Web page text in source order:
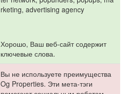
rketing, advertising agency
Хорошо, Ваш веб-сайт содержит
ключевые слова.
Вы не используете преимущества
Og Properties. Эти мета-тэги